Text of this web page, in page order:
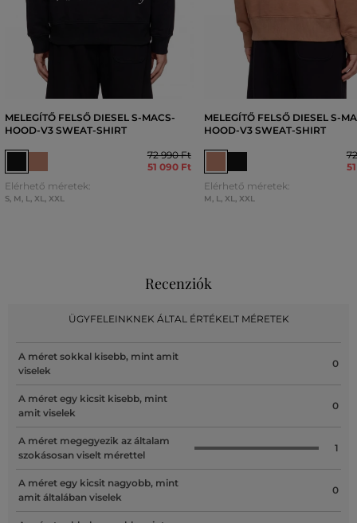
MELEGÍTŐ FELSŐ DIESEL S-MACS-
HOOD-V3 SWEAT-SHIRT
72 990 Ft
51 090 Ft
Elérhető méretek:
S, M, L, XL, XXL
MELEGÍTŐ FELSŐ DIESEL S-
HOOD-V3 SWEAT-SHIRT
Elérhető méretek:
M, L, XL, XXL
Recenziók
ÜGYFELEINKNEK ÁLTAL ÉRTÉKELT MÉRETEK
A méret sokkal kisebb, mint amit
viselek
0
A méret egy kicsit kisebb, mint
amit viselek
0
A méret megegyezik az általam
szokásosan viselt mérettel
1
A méret egy kicsit nagyobb, mint
amit általában viselek
0